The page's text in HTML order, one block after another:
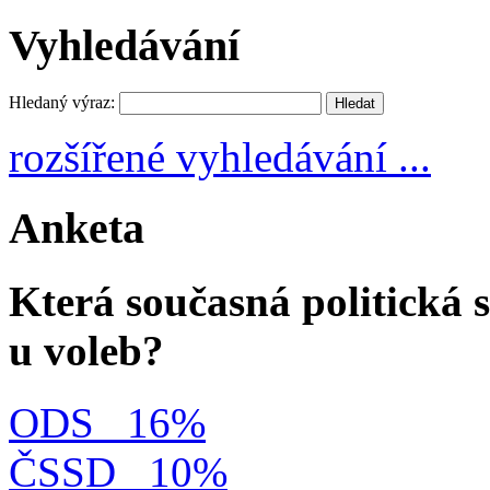
Vyhledávání
Hledaný výraz:
rozšířené vyhledávání ...
Anketa
Která současná politická
u voleb?
ODS
16%
ČSSD
10%